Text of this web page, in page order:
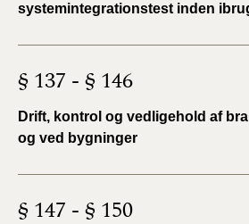
systemintegrationstest inden
§ 137 - § 146
Drift, kontrol og vedligehold af
og ved bygninger
§ 147 - § 150